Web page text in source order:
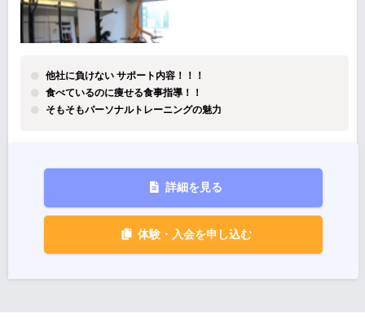
他社に負けない サポート内容！！！
食べているのに痩せる食事指導！！
そもそもパーソナルトレーニングの魅力
詳細を見る
体験・入会を申し込む